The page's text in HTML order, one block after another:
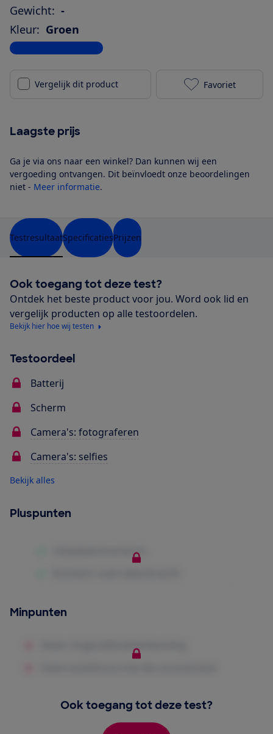
Gewicht: -
Kleur: Groen
Bekijk alle specificaties
Vergelijk dit product OnePlus 11
Favoriet
Laagste prijs
Ga je via ons naar een winkel? Dan kunnen wij een
vergoeding ontvangen. Dit beïnvloedt onze beoordelingen
niet - Meer informatie.
TestresultaatSpecificatiesPrijzen
Ook toegang tot deze test?
Ontdek het beste product voor jou. Word ook lid en
vergelijk producten op alle testoordelen.
Bekijk hier hoe wij testen
Testoordeel
Batterij
Scherm
Camera's: fotograferen
Camera's: selfies
Bekijk alles
Pluspunten
Minpunten
Ook toegang tot deze test?